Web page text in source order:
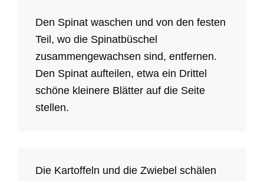
Den Spinat waschen und von den festen
Teil, wo die Spinatbüschel
zusammengewachsen sind, entfernen.
Den Spinat aufteilen, etwa ein Drittel
schöne kleinere Blätter auf die Seite
stellen.
Die Kartoffeln und die Zwiebel schälen